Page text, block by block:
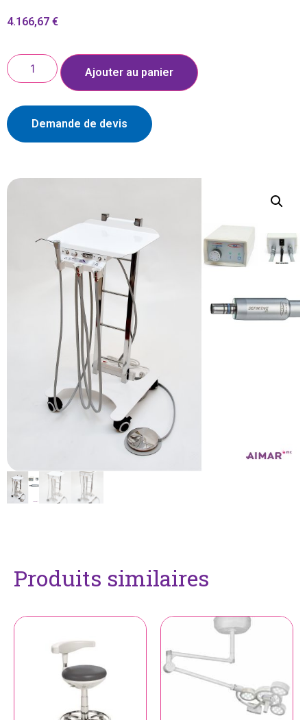
4.166,67 €
Ajouter au panier
Demande de devis
Produits similaires